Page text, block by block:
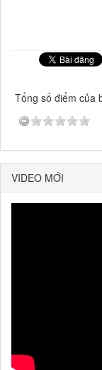
Tổng số điểm của
VIDEO MỚI